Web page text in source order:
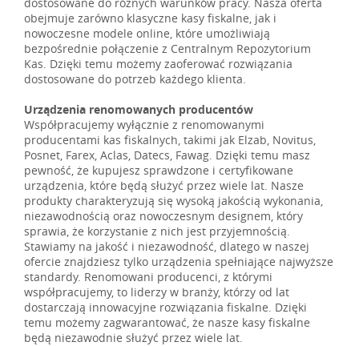
obejmuje zarówno klasyczne kasy fiskalne, jak i
nowoczesne modele online, które umożliwiają
bezpośrednie połączenie z Centralnym Repozytorium
Kas. Dzięki temu możemy zaoferować rozwiązania
dostosowane do potrzeb każdego klienta.
Urządzenia renomowanych producentów
Współpracujemy wyłącznie z renomowanymi
producentami kas fiskalnych, takimi jak Elzab, Novitus,
Posnet, Farex, Aclas, Datecs, Fawag. Dzięki temu masz
pewność, że kupujesz sprawdzone i certyfikowane
urządzenia, które będą służyć przez wiele lat. Nasze
produkty charakteryzują się wysoką jakością wykonania,
niezawodnością oraz nowoczesnym designem, który
sprawia, że korzystanie z nich jest przyjemnością.
Stawiamy na jakość i niezawodność, dlatego w naszej
ofercie znajdziesz tylko urządzenia spełniające najwyższe
standardy. Renomowani producenci, z którymi
współpracujemy, to liderzy w branży, którzy od lat
dostarczają innowacyjne rozwiązania fiskalne. Dzięki
temu możemy zagwarantować, że nasze kasy fiskalne
będą niezawodnie służyć przez wiele lat.